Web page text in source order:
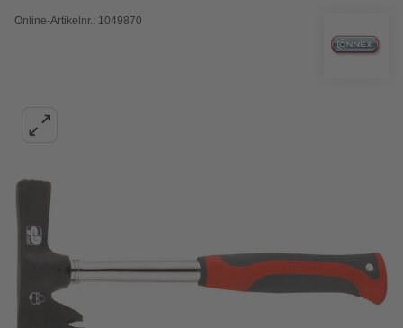
Online-Artikelnr.: 1049870